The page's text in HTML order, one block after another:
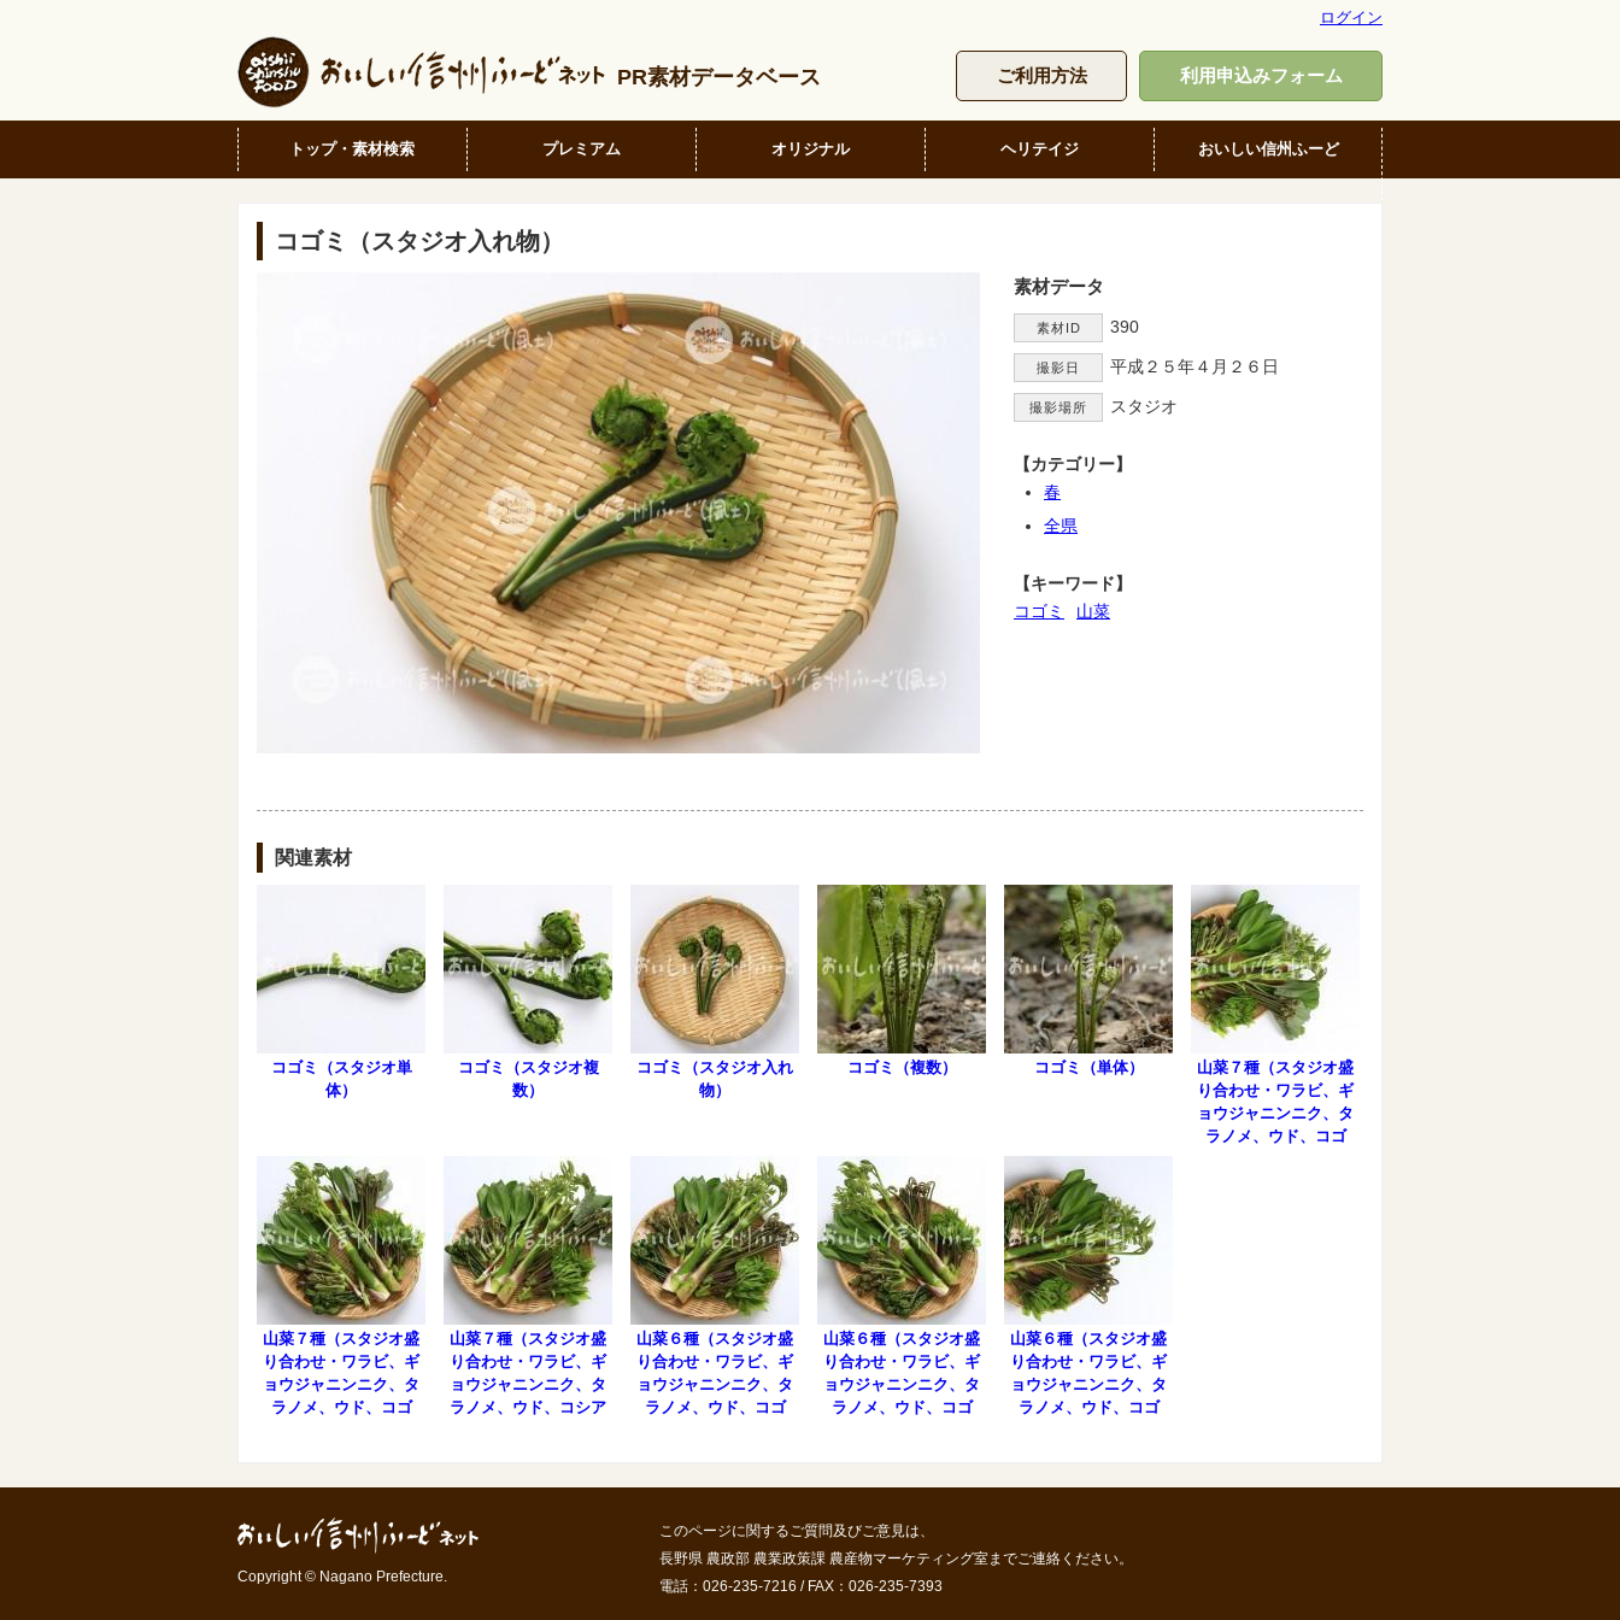
ログイン
PR素材データベース ご利用方法 利用申込みフォーム
トップ・素材検索 プレミアム オリジナル ヘリテイジ おいしい信州ふーど
コゴミ（スタジオ入れ物）
素材データ
素材ID 390
撮影日 平成２５年４月２６日
撮影場所 スタジオ
【カテゴリー】
春
全県
【キーワード】
コゴミ
山菜
関連素材
コゴミ（スタジオ単
体）
コゴミ（スタジオ複
数）
コゴミ（スタジオ入れ
物）
コゴミ（複数） コゴミ（単体）
山菜７種（スタジオ盛
り合わせ・ワラビ、ギ
ョウジャニンニク、タ
ラノメ、ウド、コゴ
山菜７種（スタジオ盛
り合わせ・ワラビ、ギ
ョウジャニンニク、タ
ラノメ、ウド、コゴ
山菜７種（スタジオ盛
り合わせ・ワラビ、ギ
ョウジャニンニク、タ
ラノメ、ウド、コシア
山菜６種（スタジオ盛
り合わせ・ワラビ、ギ
ョウジャニンニク、タ
ラノメ、ウド、コゴ
山菜６種（スタジオ盛
り合わせ・ワラビ、ギ
ョウジャニンニク、タ
ラノメ、ウド、コゴ
山菜６種（スタジオ盛
り合わせ・ワラビ、ギ
ョウジャニンニク、タ
ラノメ、ウド、コゴ
Copyright © Nagano Prefecture.
このページに関するご質問及びご意見は、
長野県 農政部 農業政策課 農産物マーケティング室までご連絡ください。
電話：026-235-7216 / FAX：026-235-7393